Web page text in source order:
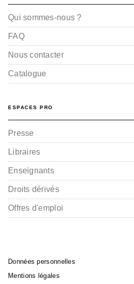
Qui sommes-nous ?
FAQ
Nous contacter
Catalogue
ESPACES PRO
Presse
Libraires
Enseignants
Droits dérivés
Offres d'emploi
Données personnelles
Mentions légales